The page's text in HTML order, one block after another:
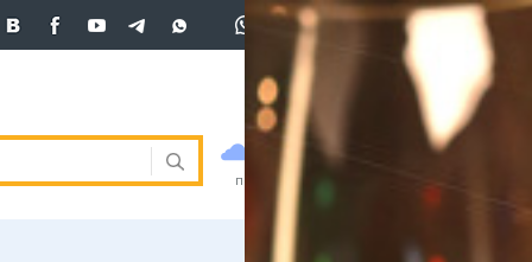
+7 (701)233 33 81
погода
470.8
покупка продажа
USD 468.5
EUR 539
5.53